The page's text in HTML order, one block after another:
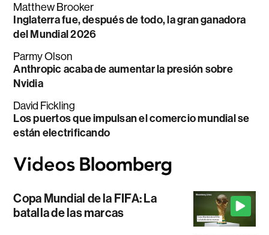
Matthew Brooker
Inglaterra fue, después de todo, la gran ganadora
del Mundial 2026
Parmy Olson
Anthropic acaba de aumentar la presión sobre
Nvidia
David Fickling
Los puertos que impulsan el comercio mundial se
están electrificando
Copa Mundial de la FIFA: La
batalla de las marcas